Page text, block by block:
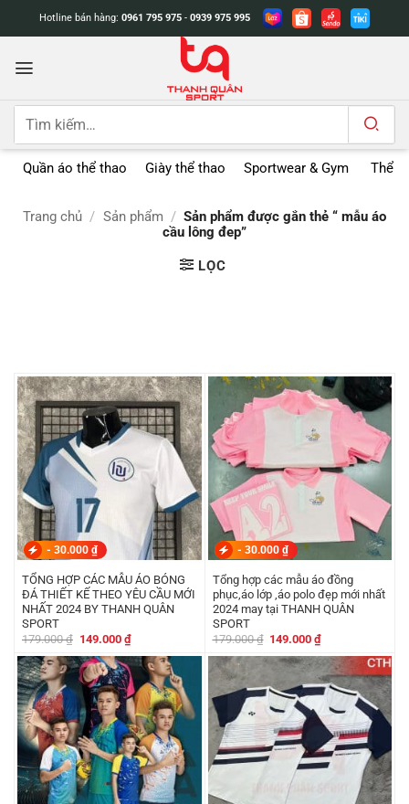
dung
Hotline bán hàng: 0961 795 975 - 0939 975 995
Tìm
Quần áo thể thao Giày thể thao Sportwear & Gym Thể
Trang chủ / Sản phẩm / Sản phẩm được gắn thẻ “ mẫu áo
cầu lông đep”
LỌC
- 30.000 ₫
TỔNG HỢP CÁC MẪU ÁO BÓNG
ĐÁ THIẾT KẾ THEO YÊU CẦU MỚI
NHẤT 2024 BY THANH QUÂN
SPORT
179.000₫ Giá
là:
179.000 ₫.
149.000 ₫Giá
hiện
tại
là:
149.000 ₫.
- 30.000 ₫
Tổng hợp các mẫu áo đồng
phục,áo lớp ,áo polo đẹp mới nhất
2024 may tại THANH QUÂN
SPORT
179.000₫ Giá
là:
179.000 ₫.
149.000₫Giá
tại
là:
149.000 ₫.